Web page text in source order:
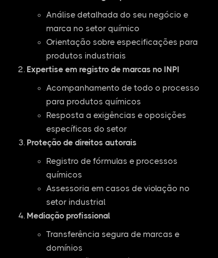
Análise detalhada do seu negócio e
marca no setor químico
Orientação sobre especificações para
produtos industriais
Expertise em registro de marcas no INPI
Acompanhamento de todo o processo
para produtos químicos
Resposta a exigências e oposições
específicas do setor
Proteção de direitos autorais
Registro de fórmulas e processos
químicos
Assessoria em casos de violação no
setor industrial
Mediação profissional
Transferência segura de marcas e
domínios